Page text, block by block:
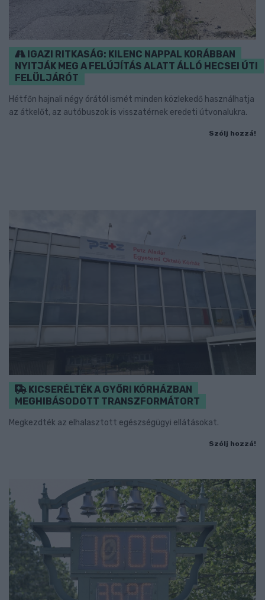
IGAZI RITKASÁG: KILENC NAPPAL KORÁBBAN
NYITJÁK MEG A FELÚJÍTÁS ALATT ÁLLÓ HECSEI ÚTI
FELÜLJÁRÓT
Hétfőn hajnali négy órától ismét minden közlekedő használhatja
az átkelőt, az autóbuszok is visszatérnek eredeti útvonalukra.
Szólj hozzá!
KICSERÉLTÉK A GYŐRI KÓRHÁZBAN
MEGHIBÁSODOTT TRANSZFORMÁTORT
Megkezdték az elhalasztott egészségügyi ellátásokat.
Szólj hozzá!